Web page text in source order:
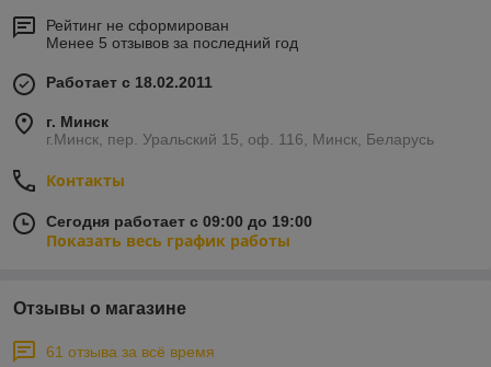
Рейтинг не сформирован
Менее 5 отзывов за последний год
Работает с 18.02.2011
г. Минск
г.Минск, пер. Уральский 15, оф. 116, Минск, Беларусь
Контакты
Сегодня работает с 09:00 до 19:00
Показать весь график работы
Отзывы о магазине
61 отзыва за всё время